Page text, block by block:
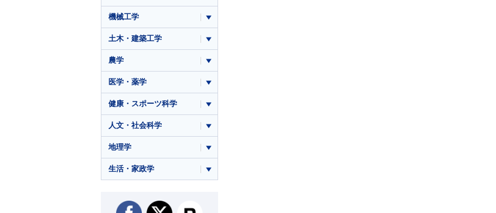
機械工学
土木・建築工学
農学
医学・薬学
健康・スポーツ科学
人文・社会科学
地理学
生活・家政学